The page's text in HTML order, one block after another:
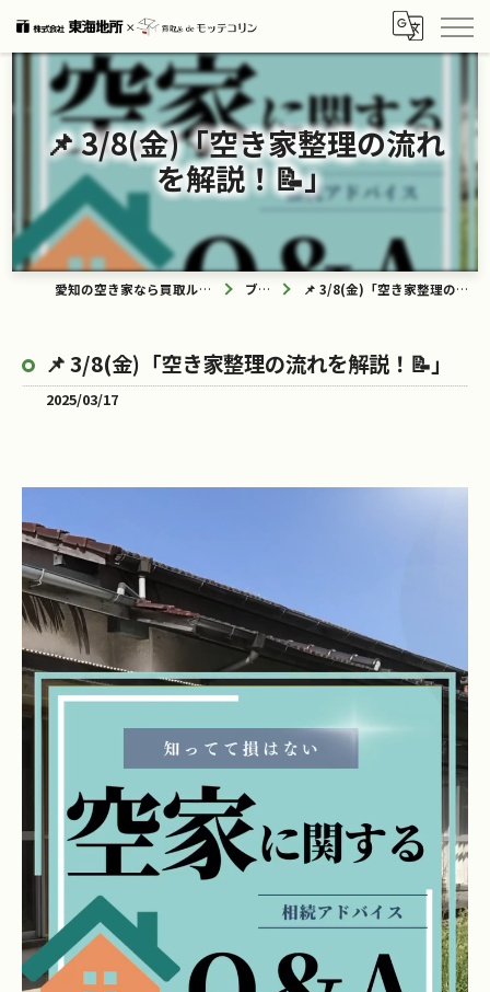
📌 3/8(金)「空き家整理の流れ
を解説！📝」
愛知の空き家なら買取ル de モッテコリン ブログ 📌 3/8(金)「空き家整理の流れを解説！📝」
📌 3/8(金)「空き家整理の流れを解説！📝」
2025/03/17